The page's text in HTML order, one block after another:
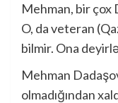
Mehman, bir çox
O, da veteran
bilmir. Ona
Mehman
olmadığından